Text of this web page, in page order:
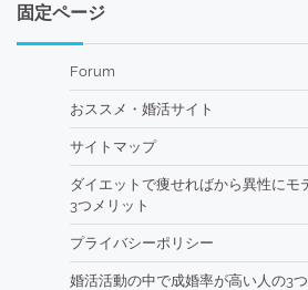
固定ページ
Forum
おススメ・婚活サイト
サイトマップ
ダイエットで痩せればから異性にモ
3つメリット
プライバシーポリシー
婚活活動の中で成婚率が高い人の3